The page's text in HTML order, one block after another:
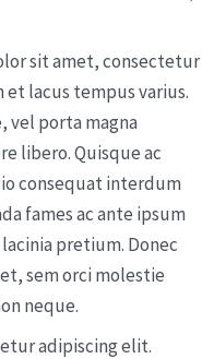
sit amet, consectetur
lacus tempus varius.
vel porta magna
libero. Quisque ac
consequat interdum
fames ac ante ipsum
pretium. Donec
sem orci molestie
neque.
adipiscing elit.